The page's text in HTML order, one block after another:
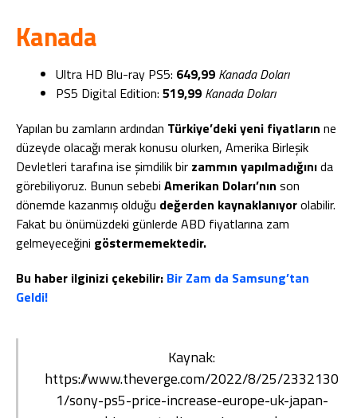
Kanada
Ultra HD Blu-ray PS5: 649,99 Kanada Doları
PS5 Digital Edition: 519,99 Kanada Doları
Yapılan bu zamların ardından Türkiye’deki yeni fiyatların ne
düzeyde olacağı merak konusu olurken, Amerika Birleşik
Devletleri tarafına ise şimdilik bir zammın yapılmadığınıda
görebiliyoruz. Bunun sebebi Amerikan Doları’nın son
dönemde kazanmış olduğu değerden kaynaklanıyorolabilir.
Fakat bu önümüzdeki günlerde ABD fiyatlarına zam
gelmeyeceğini göstermemektedir.
Bu haber ilginizi çekebilir: Bir Zam da Samsung’tan
Geldi!
Kaynak:
https://www.theverge.com/2022/8/25/2332130
1/sony-ps5-price-increase-europe-uk-japan-